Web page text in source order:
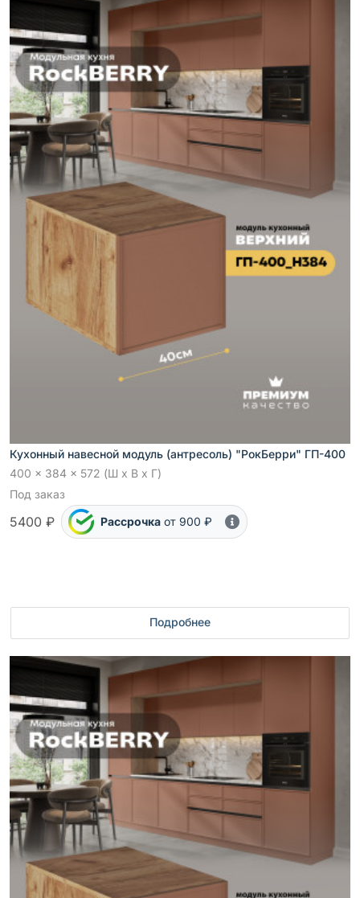
Кухонный навесной модуль (антресоль) "РокБерри" ГП-400
400 x 384 x 572 (Ш x В x Г)
Под заказ
5400 ₽ Рассрочка от 900 ₽
Подробнее